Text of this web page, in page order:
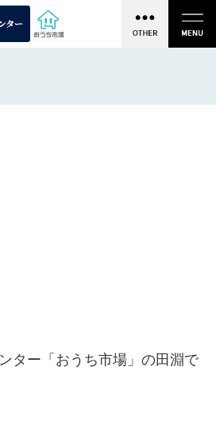
ター「おうち市場」の田淵で